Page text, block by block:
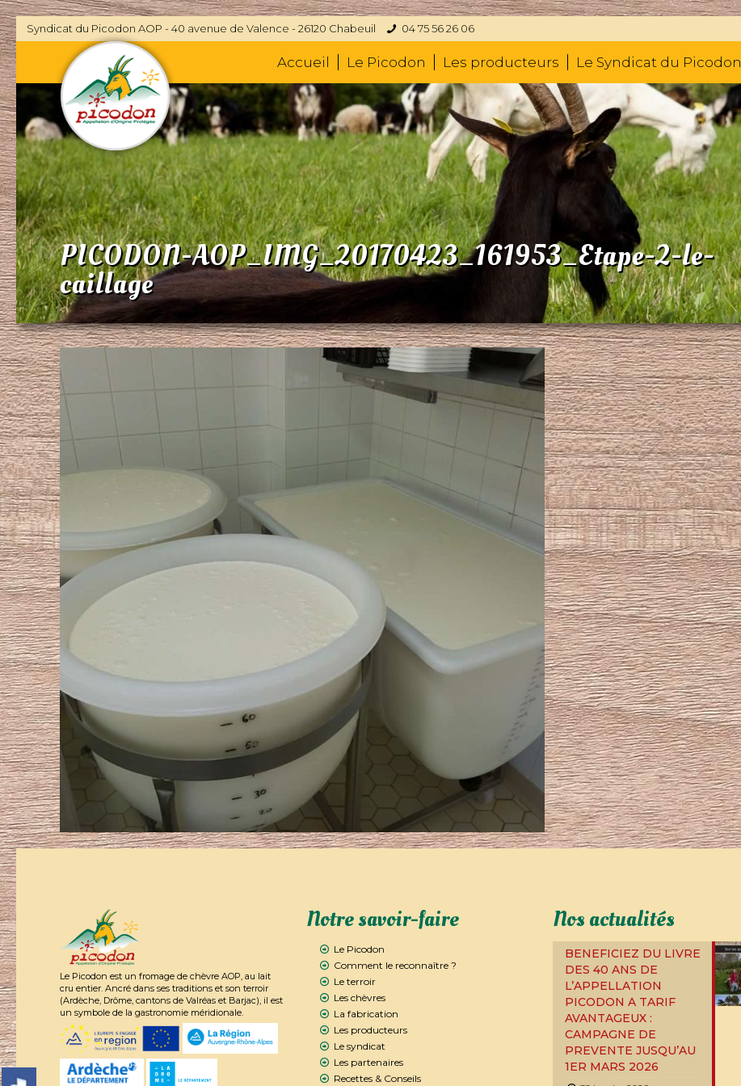
Syndicat du Picodon AOP - 40 avenue de Valence - 26120 Chabeuil 04 75 56 26 06
Accueil Le Picodon Les producteurs Le Syndicat du Picodon
PICODON-AOP_IMG_20170423_161953_Etape-2-le-
caillage
Le Picodon est un fromage de chèvre AOP, au lait
cru entier. Ancré dans ses traditions et son terroir
(Ardèche, Drôme, cantons de Valréas et Barjac), il est
un symbole de la gastronomie méridionale.
Notre savoir-faire
Le Picodon
Comment le reconnaître ?
Le terroir
Les chèvres
La fabrication
Les producteurs
Le syndicat
Les partenaires
Recettes & Conseils
Nos actualités
BENEFICIEZ DU LIVRE
DES 40 ANS DE
L’APPELLATION
PICODON A TARIF
AVANTAGEUX :
CAMPAGNE DE
PREVENTE JUSQU’AU
1ER MARS 2026